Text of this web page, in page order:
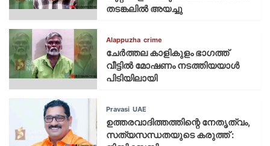
തടങ്കലിൽ അയച്ചു
Alappuzha crime
ചേർത്തല കാളികുളം ഭാഗത്ത്
വീട്ടിൽ മോഷണം നടത്തിയയാൾ
പിടിയിലായി
Pravasi UAE
ഉത്തരവാദിത്തത്തിന്റെ നേതൃത്വം,
സത്യസന്ധതയുടെ കരുത്ത് :